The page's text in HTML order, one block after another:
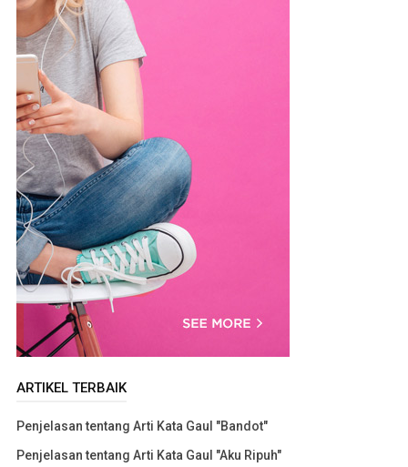
ARTIKEL TERBAIK
Penjelasan tentang Arti Kata Gaul "Bandot"
Penjelasan tentang Arti Kata Gaul "Aku Ripuh"